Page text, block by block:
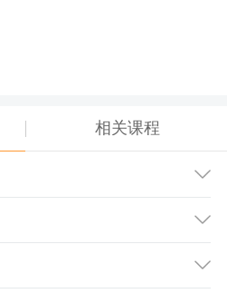
相关课程